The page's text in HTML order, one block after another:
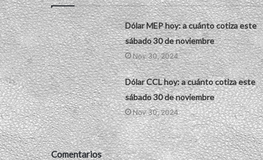
Dólar MEP hoy: a cuánto cotiza este
sábado 30 de noviembre
Nov 30, 2024
Dólar CCL hoy: a cuánto cotiza este
sábado 30 de noviembre
Nov 30, 2024
Comentarios